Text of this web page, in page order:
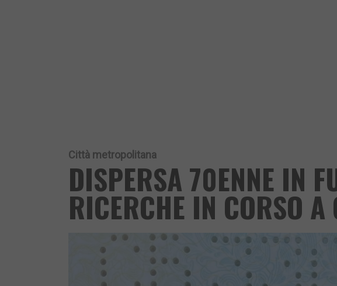
Città metropolitana
DISPERSA 70ENNE IN
RICERCHE IN CORSO